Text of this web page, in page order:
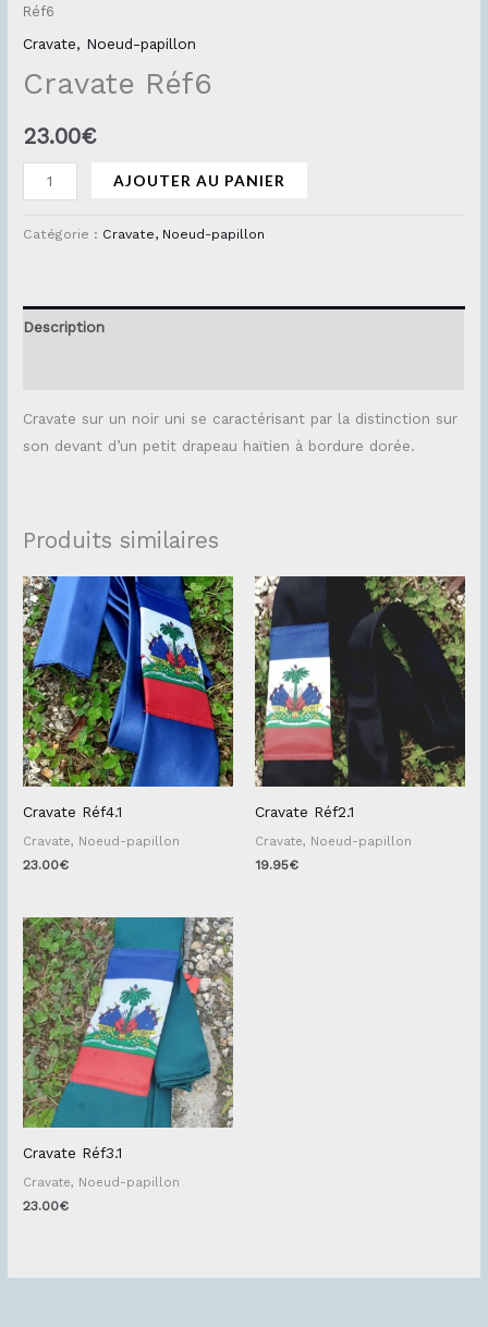
Réf6
Cravate, Noeud-papillon
Cravate Réf6
23.00€
AJOUTER AU PANIER
Catégorie : Cravate, Noeud-papillon
Description
Cravate sur un noir uni se caractérisant par la distinction sur
son devant d’un petit drapeau haïtien à bordure dorée.
Produits similaires
Cravate Réf4.1
Cravate, Noeud-papillon
23.00€
Cravate Réf2.1
Cravate, Noeud-papillon
19.95€
Cravate Réf3.1
Cravate, Noeud-papillon
23.00€